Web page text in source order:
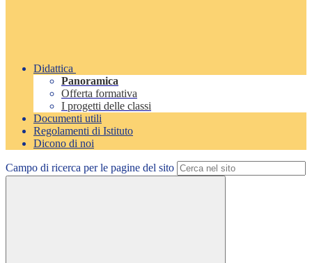
Didattica
Panoramica
Offerta formativa
I progetti delle classi
Documenti utili
Regolamenti di Istituto
Dicono di noi
Campo di ricerca per le pagine del sito